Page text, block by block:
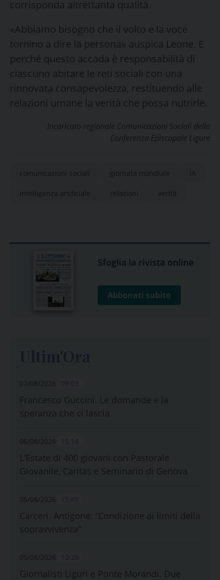
corrisponda altrettanta qualità.
«Abbiamo bisogno che il volto e la voce
tornino a dire la persona» auspica Leone. E
perché questo accada è responsabilità di
ciascuno abitare le reti sociali con una
rinnovata consapevolezza, restituendo alle
relazioni umane la verità che possa nutrirle.
Incaricato regionale Comunicazioni Sociali della
Conferenza Episcopale Ligure
comunicazioni sociali giornata mondiale IA
intelligenza artificiale relazioni verità
Sfoglia la rivista online
Abbonati subito
07/08/2026
Francesco Guccini. Le domande e la
speranza che ci lascia
06/08/2026
L’Estate di 400 giovani con Pastorale
Giovanile, Caritas e Seminario di Genova
05/08/2026
Carceri. Antigone: “Condizione ai limiti della
sopravvivenza”
05/08/2026
Giornalisti Liguri e Ponte Morandi. Due